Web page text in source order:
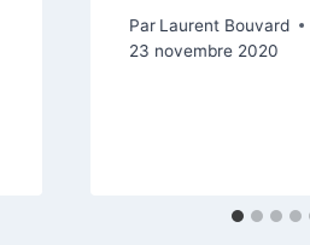
Par Laurent Bouvard
23 novembre 2020